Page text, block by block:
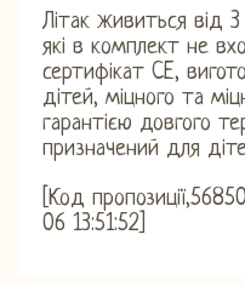
Літак живиться від
які в комплект не
сертифікат CE,
дітей, міцного та
гарантією довгого
призначений для
[Код
06 13:51:52]